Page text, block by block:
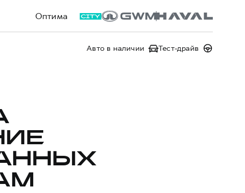
Оптима
Авто в наличии Тест-драйв